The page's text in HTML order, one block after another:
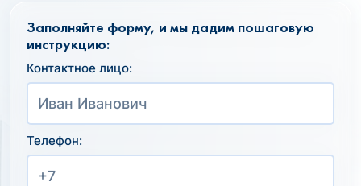
Заполняйте форму, и мы дадим пошаговую
инструкцию:
Контактное лицо:
Телефон: